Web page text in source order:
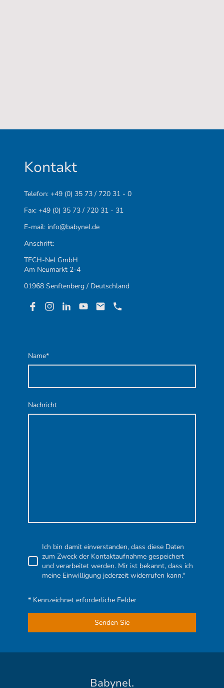
Kontakt
Telefon: +49 (0) 35 73 / 720 31 - 0
Fax: +49 (0) 35 73 / 720 31 - 31
E-mail: info@babynel.de
Anschrift:
TECH-Nel GmbH
Am Neumarkt 2-4
01968 Senftenberg / Deutschland
Name*
Nachricht
Ich bin damit einverstanden, dass diese Daten
zum Zweck der Kontaktaufnahme gespeichert
und verarbeitet werden. Mir ist bekannt, dass ich
meine Einwilligung jederzeit widerrufen kann.*
* Kennzeichnet erforderliche Felder
Senden Sie
Babynel.